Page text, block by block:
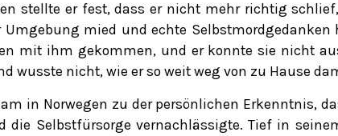
stellte er fest, dass er nicht mehr richtig
mied und echte Selbstmordgedanken
mit ihm gekommen, und er konnte sie nicht
wusste nicht, wie er so weit weg von zu Hause
in Norwegen zu der persönlichen Erkenntnis,
die Selbstfürsorge vernachlässigte. Tief in